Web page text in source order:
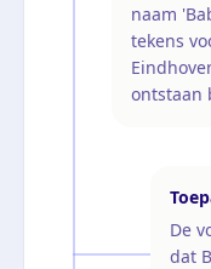
naam
tekens
ontstaan
De
dat